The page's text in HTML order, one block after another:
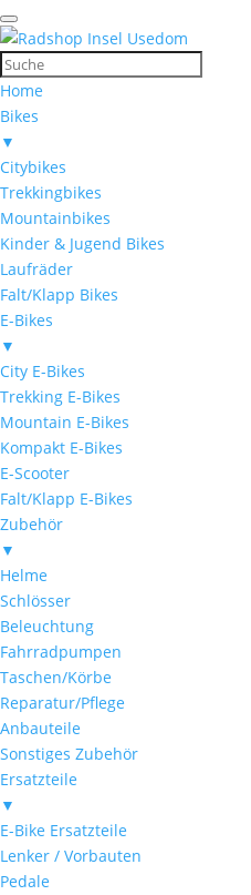
Home
Bikes
▼
Citybikes
Trekkingbikes
Mountainbikes
Kinder & Jugend Bikes
Laufräder
Falt/Klapp Bikes
E-Bikes
▼
City E-Bikes
Trekking E-Bikes
Mountain E-Bikes
Kompakt E-Bikes
E-Scooter
Falt/Klapp E-Bikes
Zubehör
▼
Helme
Schlösser
Beleuchtung
Fahrradpumpen
Taschen/Körbe
Reparatur/Pflege
Anbauteile
Sonstiges Zubehör
Ersatzteile
▼
E-Bike Ersatzteile
Lenker / Vorbauten
Pedale